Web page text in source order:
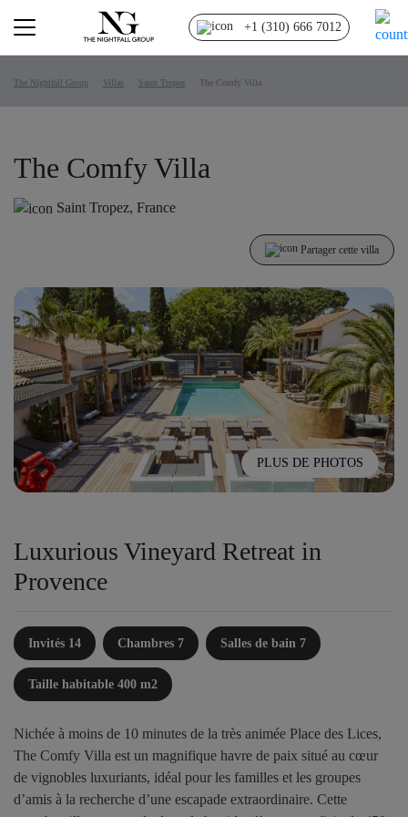
+1 (310) 666 7012
The Nightfall Group Villas Saint Tropez The Comfy Villa
The Comfy Villa
Saint Tropez, France
Partager cette villa
PLUS DE PHOTOS
Luxurious Vineyard Retreat in
Provence
Invités 14 Chambres 7 Salles de bain 7
Taille habitable 400 m2
Nichée à moins de 10 minutes de la très animée Place des Lices,
The Comfy Villa est un magnifique havre de paix situé au cœur
de vignobles luxuriants, idéal pour les familles et les groupes
d’amis à la recherche d’une escapade extraordinaire. Cette